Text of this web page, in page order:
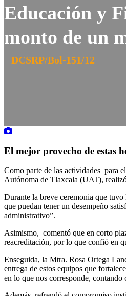
Educación y
monto de un
DCSRP/Bol-151/12
El mejor provecho de estas
Como parte de las actividades para
Autónoma de Tlaxcala (UAT),
Durante la breve ceremonia que
que puedan tener un desempeño
administrativo”.
Asimismo, comentó que en corto
reacreditación, por lo que confió en
Enseguida, la Mtra. Rosa Ortega
entrega de estos equipos que
en lo que nos corresponde,